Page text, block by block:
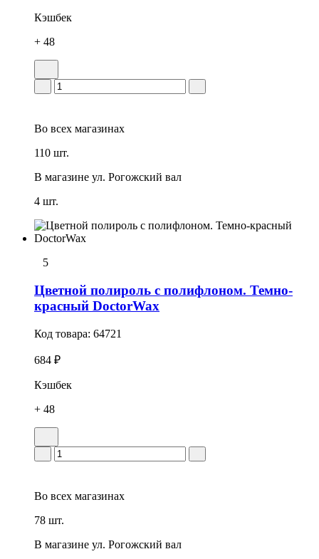
Кэшбек
+ 48
Во всех магазинах
110 шт.
В магазине ул. Рогожский вал
4 шт.
5
Цветной полироль с полифлоном. Темно-
красный DoctorWax
Код товара: 64721
684 ₽
Кэшбек
+ 48
Во всех магазинах
78 шт.
В магазине ул. Рогожский вал